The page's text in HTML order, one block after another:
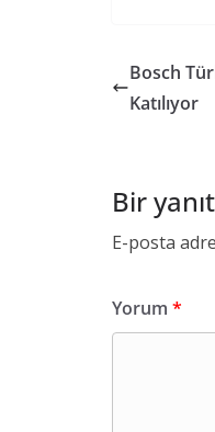
Bosch
Katılıyor
Bir
E-posta
Yorum *